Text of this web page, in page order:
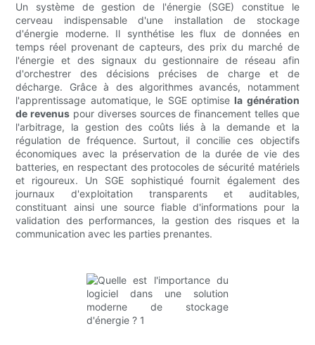
Un système de gestion de l'énergie (SGE) constitue le
cerveau indispensable d'une installation de stockage
d'énergie moderne. Il synthétise les flux de données en
temps réel provenant de capteurs, des prix du marché de
l'énergie et des signaux du gestionnaire de réseau afin
d'orchestrer des décisions précises de charge et de
décharge. Grâce à des algorithmes avancés, notamment
l'apprentissage automatique, le SGE optimisela génération
de revenus pour diverses sources de financement telles que
l'arbitrage, la gestion des coûts liés à la demande et la
régulation de fréquence. Surtout, il concilie ces objectifs
économiques avec la préservation de la durée de vie des
batteries, en respectant des protocoles de sécurité matériels
et rigoureux. Un SGE sophistiqué fournit également des
journaux d'exploitation transparents et auditables,
constituant ainsi une source fiable d'informations pour la
validation des performances, la gestion des risques et la
communication avec les parties prenantes.